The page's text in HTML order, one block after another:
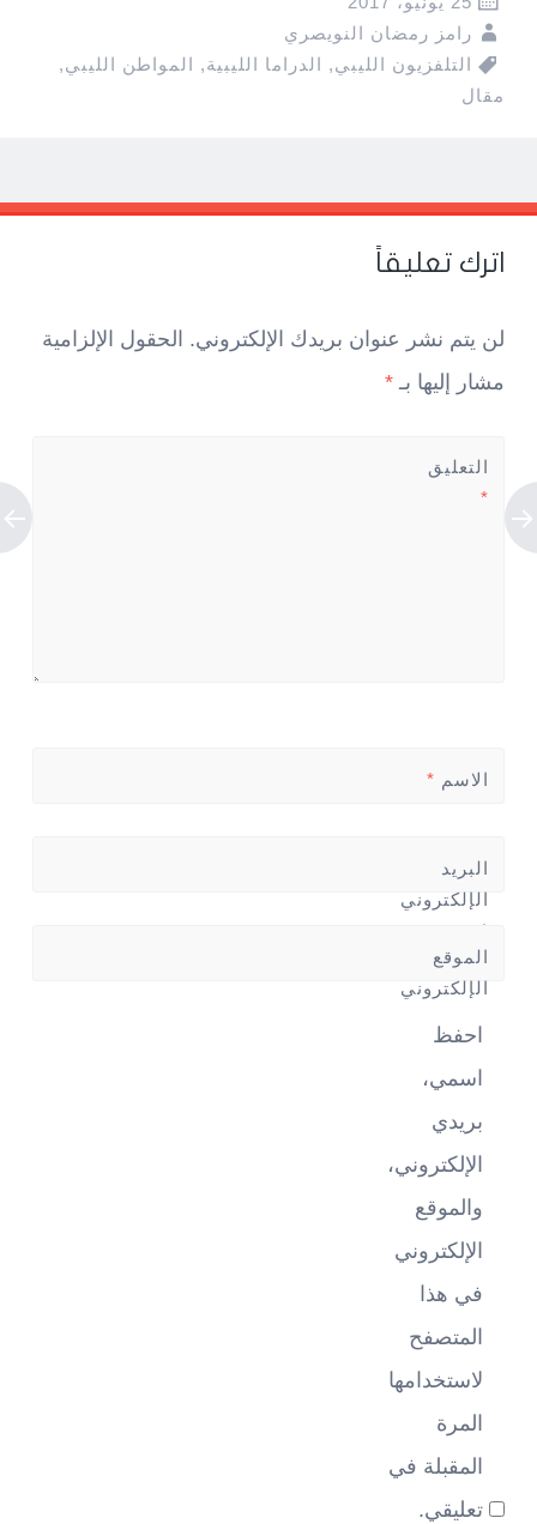
رامز رمضان النويصري
التلفزيون الليبي, الدراما الليبية, المواطن الليبي,
مقال
Post
navigation
←
→
اترك تعليقاً
لن يتم نشر عنوان بريدك الإلكتروني. الحقول الإلزامية
مشار إليها بـ *
التعليق
*
الاسم *
البريد
الإلكتروني
*
الموقع
الإلكتروني
احفظ
اسمي،
بريدي
الإلكتروني،
والموقع
الإلكتروني
في هذا
المتصفح
لاستخدامها
المرة
المقبلة في
تعليقي.